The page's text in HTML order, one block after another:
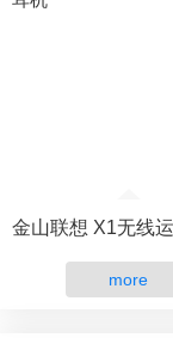
more